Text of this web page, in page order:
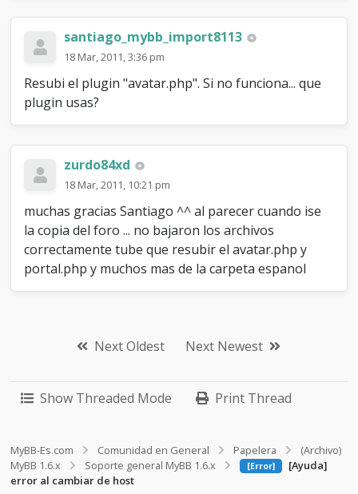
santiago_mybb_import8113
18 Mar, 2011, 3:36 pm
Resubi el plugin "avatar.php". Si no funciona... que
plugin usas?
zurdo84xd
18 Mar, 2011, 10:21 pm
muchas gracias Santiago ^^ al parecer cuando ise
la copia del foro ... no bajaron los archivos
correctamente tube que resubir el avatar.php y
portal.php y muchos mas de la carpeta espanol
Next Oldest Next Newest
Show Threaded Mode Print Thread
MyBB-Es.com Comunidad en General Papelera
(Archivo)
MyBB 1.6.x
Soporte general MyBB 1.6.x [Error]
[Ayuda]
error al cambiar de host